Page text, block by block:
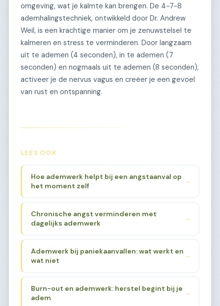
omgeving, wat je kalmte kan brengen. De 4-7-8
ademhalingstechniek, ontwikkeld door Dr. Andrew
Weil, is een krachtige manier om je zenuwstelsel te
kalmeren en stress te verminderen. Door langzaam
uit te ademen (4 seconden), in te ademen (7
seconden) en nogmaals uit te ademen (8 seconden),
activeer je de nervus vagus en creëer je een gevoel
van rust en ontspanning.
LEES OOK
Hoe ademwerk helpt bij een angstaanval op
het moment zelf
→
Chronische angst verminderen met
dagelijks ademwerk
→
Ademwerk bij paniekaanvallen: wat werkt en
wat niet
→
Burn-out en ademwerk: herstel begint bij je
adem
→